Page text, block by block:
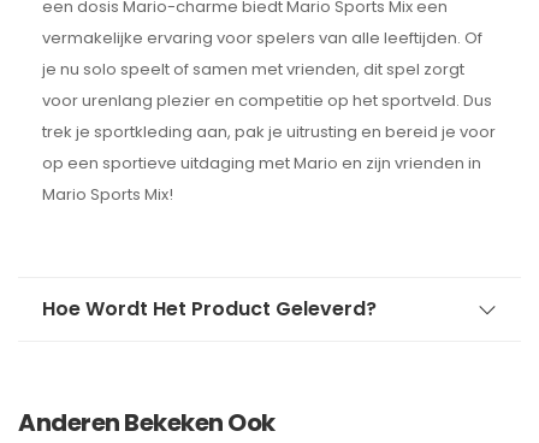
een dosis Mario-charme biedt Mario Sports Mix een
vermakelijke ervaring voor spelers van alle leeftijden. Of
je nu solo speelt of samen met vrienden, dit spel zorgt
voor urenlang plezier en competitie op het sportveld. Dus
trek je sportkleding aan, pak je uitrusting en bereid je voor
op een sportieve uitdaging met Mario en zijn vrienden in
Mario Sports Mix!
Hoe Wordt Het Product Geleverd?
Anderen Bekeken Ook